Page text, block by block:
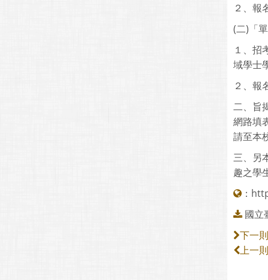
２、報
(二)「
１、招
域學士
２、報
二、旨
網路填
請至本
三、另
趣之學
：
國立
下一則
上一則